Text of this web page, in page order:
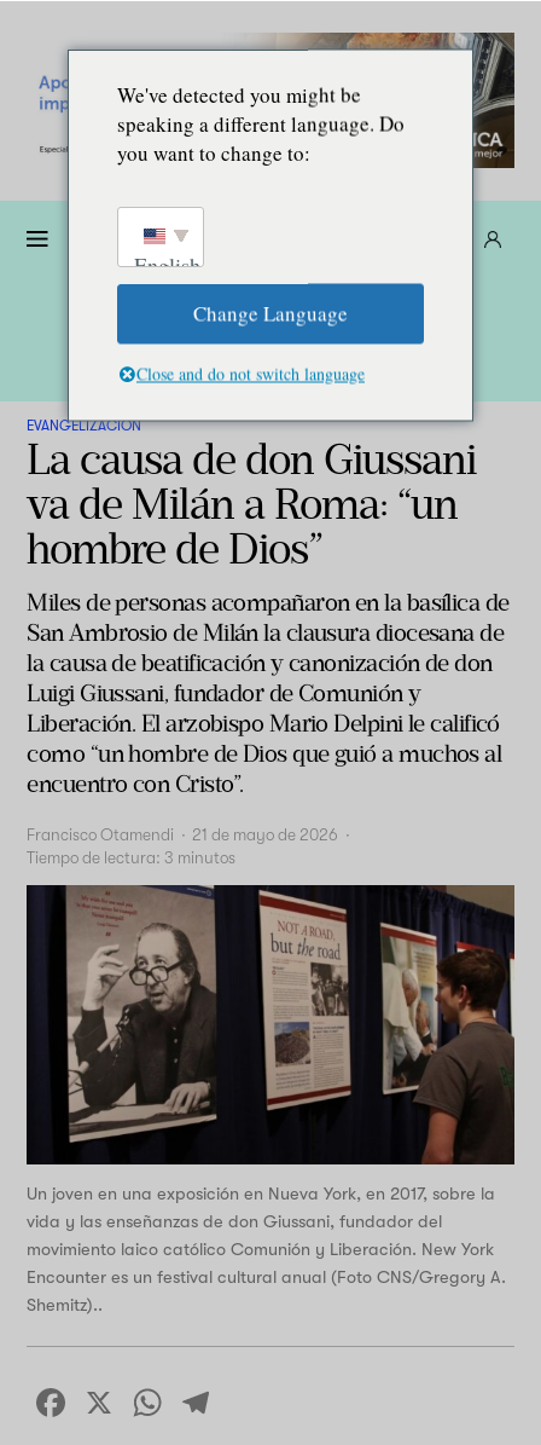
EVANGELIZACIÓN
La causa de don Giussani
va de Milán a Roma: “un
hombre de Dios”
Miles de personas acompañaron en la basílica de
San Ambrosio de Milán la clausura diocesana de
la causa de beatificación y canonización de don
Luigi Giussani, fundador de Comunión y
Liberación. El arzobispo Mario Delpini le calificó
como “un hombre de Dios que guió a muchos al
encuentro con Cristo”.
Francisco Otamendi · 21 de mayo de 2026 ·
Tiempo de lectura: 3 minutos
Un joven en una exposición en Nueva York, en 2017, sobre la
vida y las enseñanzas de don Giussani, fundador del
movimiento laico católico Comunión y Liberación. New York
Encounter es un festival cultural anual (Foto CNS/Gregory A.
Shemitz)..
Facebook
X WhatsApp
We've detected you might be
speaking a different language. Do
you want to change to:
English
Change Language
Close and do not switch language